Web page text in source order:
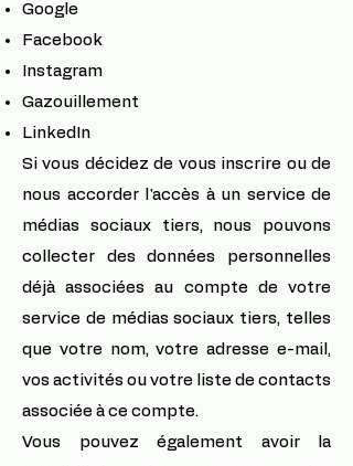
Google
Facebook
Instagram
Gazouillement
LinkedIn
Si vous décidez de vous inscrire ou de
nous accorder l'accès à un service de
médias sociaux tiers, nous pouvons
collecter des données personnelles
déjà associées au compte de votre
service de médias sociaux tiers, telles
que votre nom, votre adresse e-mail,
vos activités ou votre liste de contacts
associée à ce compte.
Vous pouvez également avoir la